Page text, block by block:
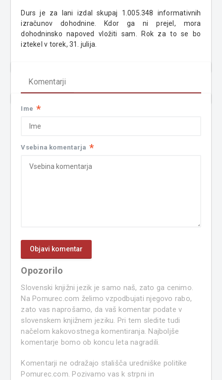
Durs je za lani izdal skupaj 1.005.348 informativnih
izračunov dohodnine. Kdor ga ni prejel, mora
dohodninsko napoved vložiti sam. Rok za to se bo
iztekel v torek, 31. julija.
Komentarji
Ime *
Vsebina komentarja *
Opozorilo
Slovenski knjižni jezik je samo naš, zato ga cenimo.
Na Pomurec.com želimo vzpodbujati njegovo rabo,
zato vas naprošamo, da vaš komentar podate v
slovenskem knjižnem jeziku. Pri tem sledite tudi
načelom kakovostnega komentiranja. Najboljše
komentarje bomo ob koncu leta nagradili.
Komentarji ne odražajo stališča uredniške politike
Pomurec.com. Pozivamo vas k strpni in